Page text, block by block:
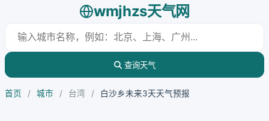
wmjhzs天气网
查询天气
首页 / 城市 / 台湾 / 白沙乡未来3天天气预报